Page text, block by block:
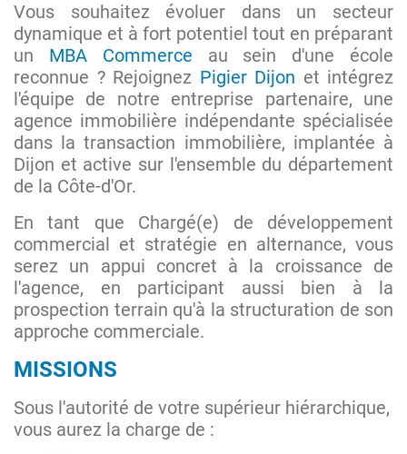
Vous souhaitez évoluer dans un secteur
dynamique et à fort potentiel tout en préparant
un MBA Commerce au sein d'une école
reconnue ? Rejoignez Pigier Dijon et intégrez
l'équipe de notre entreprise partenaire, une
agence immobilière indépendante spécialisée
dans la transaction immobilière, implantée à
Dijon et active sur l'ensemble du département
de la Côte-d'Or.
En tant que Chargé(e) de développement
commercial et stratégie en alternance, vous
serez un appui concret à la croissance de
l'agence, en participant aussi bien à la
prospection terrain qu'à la structuration de son
approche commerciale.
MISSIONS
Sous l'autorité de votre supérieur hiérarchique,
vous aurez la charge de :